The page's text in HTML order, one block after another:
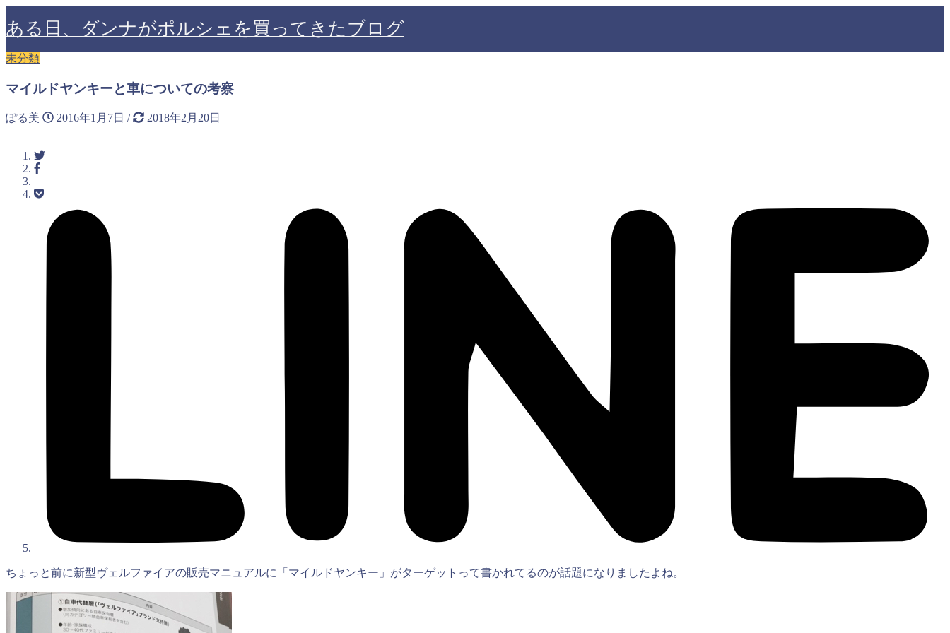
ある日、ダンナがポルシェを買ってきたブログ
未分類
マイルドヤンキーと車についての考察
ぽる美 2016年1月7日 / 2018年2月20日
ちょっと前に新型ヴェルファイアの販売マニュアルに「マイルドヤンキー」がターゲットって書かれてるのが話題になりましたよね。